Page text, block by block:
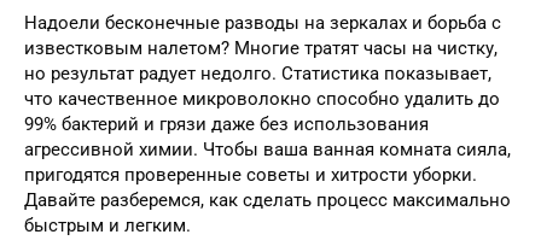
Надоели бесконечные разводы на зеркалах и борьба с
известковым налетом? Многие тратят часы на чистку,
но результат радует недолго. Статистика показывает,
что качественное микроволокно способно удалить до
99% бактерий и грязи даже без использования
агрессивной химии. Чтобы ваша ванная комната сияла,
пригодятся проверенные советы и хитрости уборки.
Давайте разберемся, как сделать процесс максимально
быстрым и легким.